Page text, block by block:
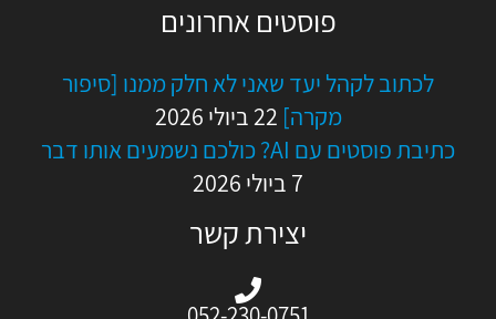
פוסטים אחרונים
לכתוב לקהל יעד שאני לא חלק ממנו [סיפור
מקרה] 22 ביולי 2026
כתיבת פוסטים עם AI? כולכם נשמעים אותו דבר
7 ביולי 2026
יצירת קשר